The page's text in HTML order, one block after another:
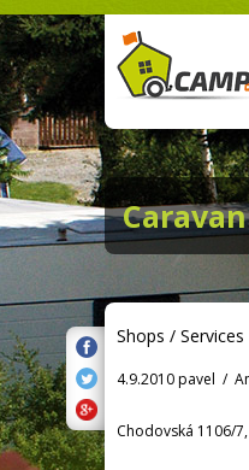
Shops / Services
4.9.2010 pavel /
Chodovská 1106/